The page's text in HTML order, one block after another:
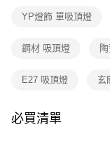
１．於結帳方式選擇「
２．訂單成立數日內，
３．收到繳費通知簡訊
※ 請注意：結帳手續完
※ 交易是否成功請以「
YP燈飾 單吸頂燈
鋼材 吸頂燈
E27 吸頂燈 玄
必買清單